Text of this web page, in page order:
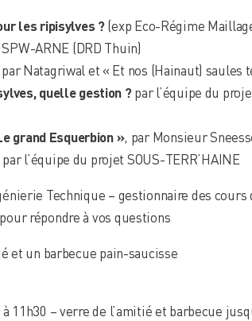
les ripisylves ?(exp Eco-Régime
ARNE (DRD Thuin)
Natagriwal et « Et nos (Hainaut) saules
quelle gestion ?par l’équipe du
grand Esquerbion », par Monsieur
l’équipe du projet SOUS-TERR’HAINE
Technique – gestionnaire des cours
répondre à vos questions
et un barbecue pain-saucisse
11h30 – verre de l’amitié et barbecue